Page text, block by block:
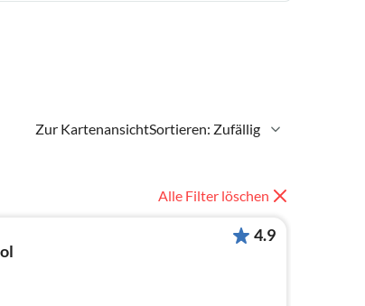
Zur KartenansichtSortieren: Zufällig
Alle Filter löschen
4.9